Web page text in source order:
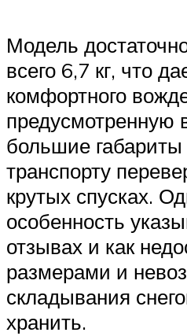
Модель
всего 6,7 кг, что
комфортного
предусмотренную
большие
транспорту
крутых спусках.
особенность
отзывах и как
размерами и
складывания
хранить.